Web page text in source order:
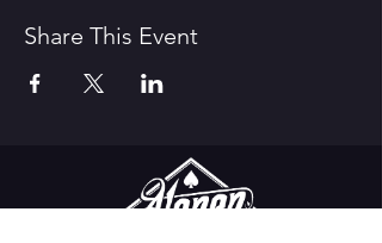
Share This Event